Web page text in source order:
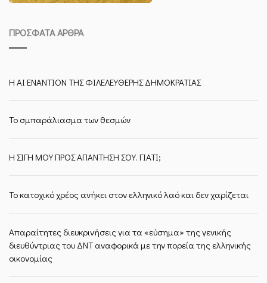
ΠΡΌΣΦΑΤΑ ΆΡΘΡΑ
Η ΑΙ ΕΝΑΝΤΙΟΝ ΤΗΣ ΦΙΛΕΛΕΥΘΕΡΗΣ ΔΗΜΟΚΡΑΤΙΑΣ
Το σμπαράλιασμα των θεσμών
Η ΣΙΓΗ ΜΟΥ ΠΡΟΣ ΑΠΑΝΤΗΣΗ ΣΟΥ. ΓΙΑΤΙ;
Το κατοχικό χρέος ανήκει στον ελληνικό λαό και δεν χαρίζεται
Απαραίτητες διευκρινήσεις για τα «εύσημα» της γενικής
διευθύντριας του ΔΝΤ αναφορικά με την πορεία της ελληνικής
οικονομίας